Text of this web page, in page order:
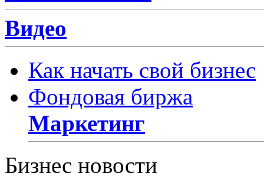
Видео
Как начать свой бизнес
Фондовая биржа
Маркетинг
Бизнес новости